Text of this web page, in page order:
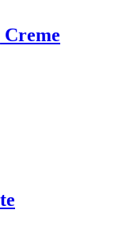
Creme